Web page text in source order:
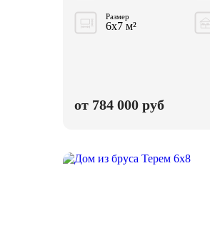
Размер
6x7 м²
от 784 000 руб